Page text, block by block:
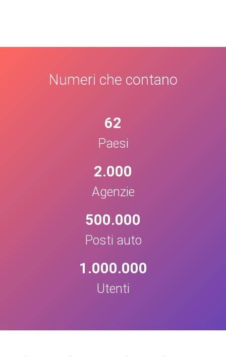
Numeri che contano
62
Paesi
2.000
Agenzie
500.000
Posti auto
1.000.000
Utenti